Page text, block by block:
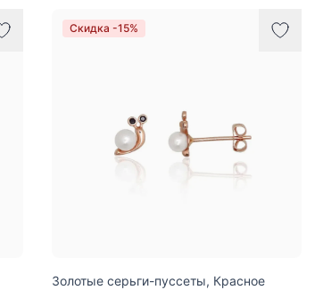
Скидка -15%
Золотые серьги-пуссеты, Красное